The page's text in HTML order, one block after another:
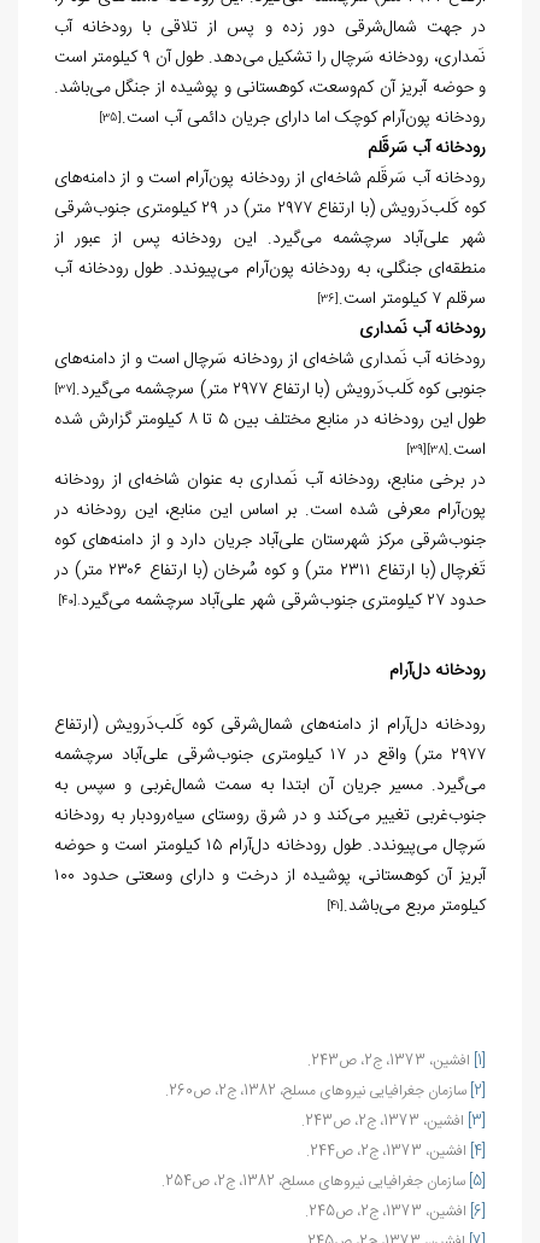
در جهت شمال‌شرقی دور زده و پس از تلاقی با رودخانه آب
نَمداری، رودخانه سَرچال را تشکیل می‌دهد. طول آن ۹ کیلومتر است
و حوضه آبریز آن کم‌وسعت، کوهستانی و پوشیده از جنگل می‌باشد.
رودخانه پون‌آرام کوچک اما دارای جریان دائمی آب است.[35]
رودخانه آب سَرقَلم
رودخانه آب سَرقَلم شاخه‌ای از رودخانه پون‌آرام است و از دامنه‌های
کوه کَلب‌دَرویش (با ارتفاع ۲۹۷۷ متر) در ۲۹ کیلومتری جنوب‌شرقی
شهر علی‌آباد سرچشمه می‌گیرد. این رودخانه پس از عبور از
منطقه‌ای جنگلی، به رودخانه پون‌آرام می‌پیوندد. طول رودخانه آب
سرقلم ۷ کیلومتر است.
[36]
رودخانه آب نَمداری
رودخانه آب نَمداری شاخه‌ای از رودخانه سَرچال است و از دامنه‌های
جنوبی کوه کَلب‌دَرویش (با ارتفاع ۲۹۷۷ متر) سرچشمه می‌گیرد.
[37]
طول این رودخانه در منابع مختلف بین ۵ تا ۸ کیلومتر گزارش شده
است.[38]
[39]
در برخی منابع، رودخانه آب نَمداری به عنوان شاخه‌ای از رودخانه
پون‌آرام معرفی شده است. بر اساس این منابع، این رودخانه در
جنوب‌شرقی مرکز شهرستان علی‌آباد جریان دارد و از دامنه‌های کوه
تَغرچال (با ارتفاع ۲۳۱۱ متر) و کوه سُرخان (با ارتفاع ۲۳۰۶ متر) در
حدود ۲۷ کیلومتری جنوب‌شرقی شهر علی‌آباد سرچشمه می‌گیرد
.
[40]
رودخانه دل‌آرام
رودخانه دل‌آرام از دامنه‌های شمال‌شرقی کوه کَلب‌دَرویش (ارتفاع
۲۹۷۷ متر) واقع در ۱۷ کیلومتری جنوب‌شرقی علی‌آباد سرچشمه
می‌گیرد. مسیر جریان آن ابتدا به سمت شمال‌غربی و سپس به
جنوب‌غربی تغییر می‌کند و در شرق روستای سیاه‌رودبار به رودخانه
سَرچال می‌پیوندد. طول رودخانه دل‌آرام ۱۵ کیلومتر است و حوضه
آبریز آن کوهستانی، پوشیده از درخت و دارای وسعتی حدود ۱۰۰
کیلومتر مربع می‌باشد.[41]
[1] افشين، 1373، ج2، ص243.
[2] سازمان جغرافیایی نیروهای مسلح، 1382، ج2، ص260.
[3]
افشين، 1373، ج2، ص243.
[4]
افشين، 1373، ج2، ص244.
[5] سازمان جغرافیایی نیروهای مسلح، 1382، ج2، ص254.
[6]
افشين، 1373، ج2، ص245.